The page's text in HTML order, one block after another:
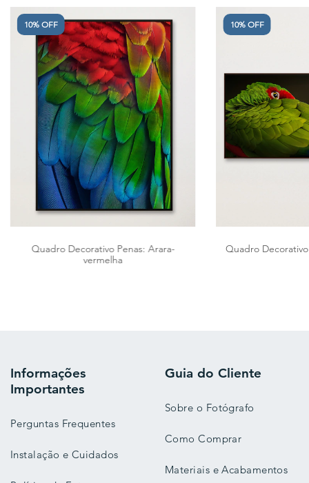
10% OFF
Quadro Decorativo Penas: Arara-
vermelha
10% OFF
Quadro
Informações
Importantes
Perguntas Frequentes
Instalação e Cuidados
Guia do Cliente
Sobre o Fotógrafo
Como Comprar
Materiais e Acabamentos